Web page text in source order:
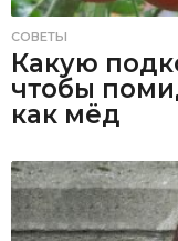
СОВЕТЫ
Какую
чтобы
как мёд